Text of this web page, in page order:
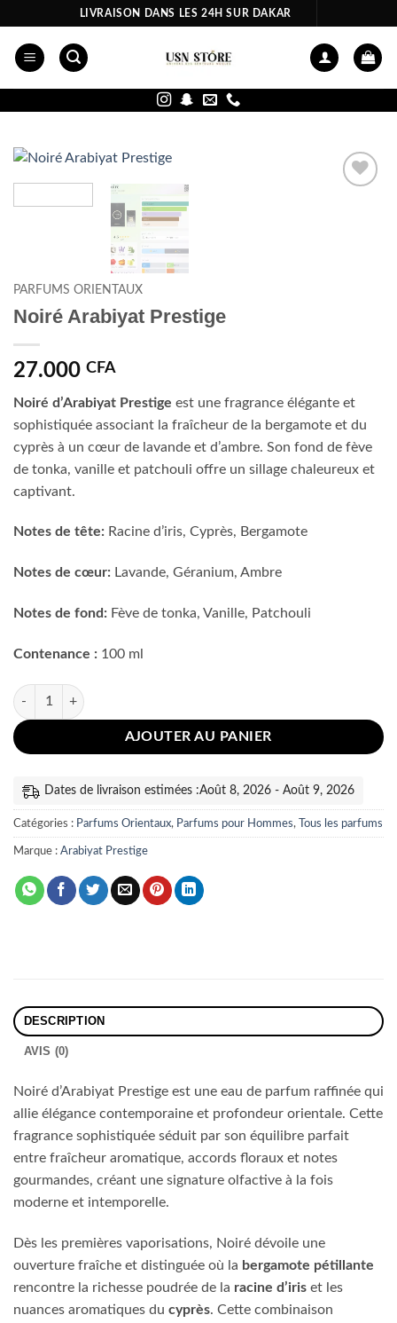
contenu
LIVRAISON DANS LES 24H SUR DAKAR
PARFUMS ORIENTAUX
Noiré Arabiyat Prestige
27.000 CFA
Noiré d’Arabiyat Prestige est une fragrance élégante et
sophistiquée associant la fraîcheur de la bergamote et du
cyprès à un cœur de lavande et d’ambre. Son fond de fève
de tonka, vanille et patchouli offre un sillage chaleureux et
captivant.
Notes de tête: Racine d’iris, Cyprès, Bergamote
Notes de cœur: Lavande, Géranium, Ambre
Notes de fond: Fève de tonka, Vanille, Patchouli
Contenance : 100 ml
quantité de Noiré Arabiyat Prestige
AJOUTER AU PANIER
Dates de livraison estimées :Août 8, 2026 - Août 9, 2026
Catégories : Parfums Orientaux, Parfums pour Hommes, Tous les parfums
Marque : Arabiyat Prestige
DESCRIPTION
AVIS (0)
Noiré d’Arabiyat Prestige est une eau de parfum raffinée qui
allie élégance contemporaine et profondeur orientale. Cette
fragrance sophistiquée séduit par son équilibre parfait
entre fraîcheur aromatique, accords floraux et notes
gourmandes, créant une signature olfactive à la fois
moderne et intemporelle.
Dès les premières vaporisations, Noiré dévoile une
ouverture fraîche et distinguée où la bergamote pétillante
rencontre la richesse poudrée de la racine d’iris et les
nuances aromatiques du cyprès. Cette combinaison